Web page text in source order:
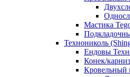
Мастика
Технониколь
Ендовы
Конек/
Кровельный